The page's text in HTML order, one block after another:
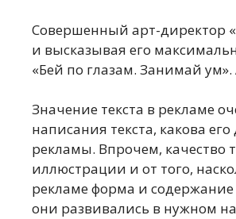
Совершенный арт-директор
и высказывая его
«Бей по глазам. Занимай ум».
Значение текста в рекламе
написания текста, какова
рекламы. Впрочем, качество
иллюстрации и от того,
рекламе форма и содержание
они развивались в нужном